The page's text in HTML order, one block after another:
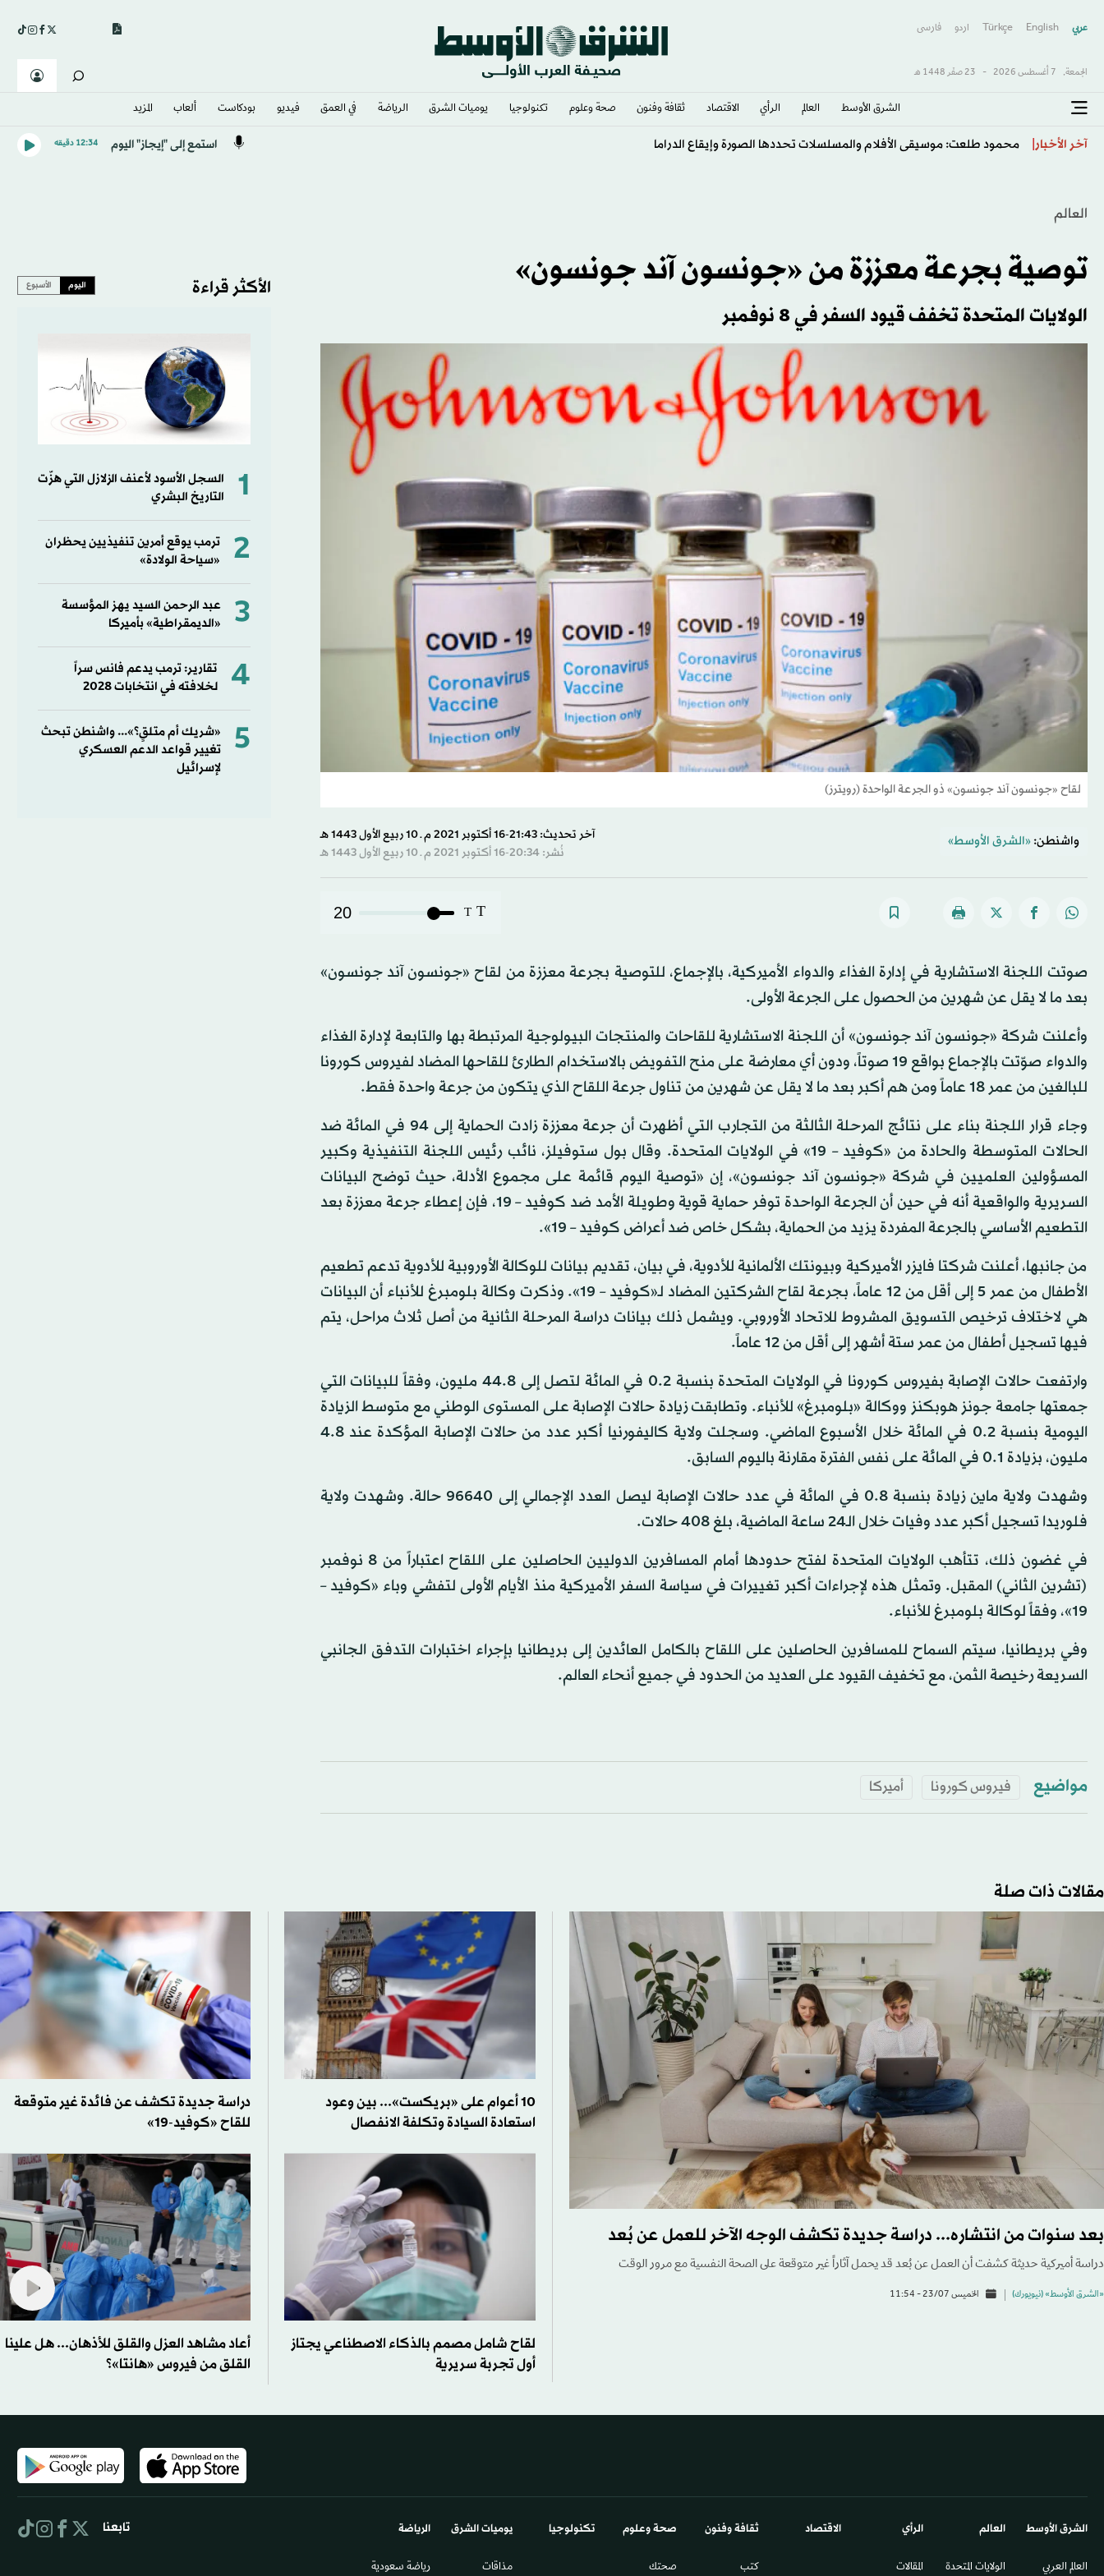
عربي English
Türkçe اردو فارسى
الجمعة, 7 أغسطس 2026 - 23 صفَر 1448 هـ
الشرق الأوسط​ العالم الرأي الاقتصاد ثقافة وفنون صحة وعلوم تكنولوجيا يوميات الشرق​ الرياضة في العمق فيديو بودكاست ألعاب المزيد
آخر الأخبار محمود طلعت: موسيقى الأفلام والمسلسلات تحددها الصورة وإيقاع الدراما استمع إلى "إيجاز" اليوم 12:34 دقيقه
العالم
توصية بجرعة معززة من «جونسون آند جونسون»
الولايات المتحدة تخفف قيود السفر في 8 نوفمبر
لقاح «جونسون آند جونسون» ذو الجرعة الواحدة (رويترز)
واشنطن: «الشرق الأوسط»
آخر تحديث: 21:43-16 أكتوبر 2021 م ـ 10 ربيع الأول 1443 هـ
نُشر: 20:34-16 أكتوبر 2021 م ـ 10 ربيع الأول 1443 هـ
T
T
20
صوتت اللجنة الاستشارية في إدارة الغذاء والدواء الأميركية، بالإجماع، للتوصية بجرعة معززة من لقاح «جونسون آند جونسون»
بعد ما لا يقل عن شهرين من الحصول على الجرعة الأولى.
وأعلنت شركة «جونسون آند جونسون» أن اللجنة الاستشارية للقاحات والمنتجات البيولوجية المرتبطة بها والتابعة لإدارة الغذاء
والدواء صوّتت بالإجماع بواقع 19 صوتاً، ودون أي معارضة على منح التفويض بالاستخدام الطارئ للقاحها المضاد لفيروس كورونا
للبالغين من عمر 18 عاماً ومن هم أكبر بعد ما لا يقل عن شهرين من تناول جرعة اللقاح الذي يتكون من جرعة واحدة فقط.
وجاء قرار اللجنة بناء على نتائج المرحلة الثالثة من التجارب التي أظهرت أن جرعة معززة زادت الحماية إلى 94 في المائة ضد
الحالات المتوسطة والحادة من «كوفيد – 19» في الولايات المتحدة. وقال بول ستوفيلز، نائب رئيس اللجنة التنفيذية وكبير
المسؤولين العلميين في شركة «جونسون آند جونسون»، إن «توصية اليوم قائمة على مجموع الأدلة، حيث توضح البيانات
السريرية والواقعية أنه في حين أن الجرعة الواحدة توفر حماية قوية وطويلة الأمد ضد كوفيد – 19، فإن إعطاء جرعة معززة بعد
التطعيم الأساسي بالجرعة المفردة يزيد من الحماية، بشكل خاص ضد أعراض كوفيد – 19».
من جانبها، أعلنت شركتا فايزر الأميركية وبيونتك الألمانية للأدوية، في بيان، تقديم بيانات للوكالة الأوروبية للأدوية تدعم تطعيم
الأطفال من عمر 5 إلى أقل من 12 عاماً، بجرعة لقاح الشركتين المضاد لـ«كوفيد – 19». وذكرت وكالة بلومبرغ للأنباء أن البيانات
هي لاختلاف ترخيص التسويق المشروط للاتحاد الأوروبي. ويشمل ذلك بيانات دراسة المرحلة الثانية من أصل ثلاث مراحل، يتم
فيها تسجيل أطفال من عمر ستة أشهر إلى أقل من 12 عاماً.
وارتفعت حالات الإصابة بفيروس كورونا في الولايات المتحدة بنسبة 2.‏0 في المائة لتصل إلى 8.‏44 مليون، وفقاً للبيانات التي
جمعتها جامعة جونز هوبكنز ووكالة «بلومبرغ» للأنباء. وتطابقت زيادة حالات الإصابة على المستوى الوطني مع متوسط الزيادة
اليومية بنسبة 2.‏0 في المائة خلال الأسبوع الماضي. وسجلت ولاية كاليفورنيا أكبر عدد من حالات الإصابة المؤكدة عند 8.‏4
مليون، بزيادة 1.‏0 في المائة على نفس الفترة مقارنة باليوم السابق.
وشهدت ولاية ماين زيادة بنسبة 8.‏0 في المائة في عدد حالات الإصابة ليصل العدد الإجمالي إلى 96640 حالة. وشهدت ولاية
فلوريدا تسجيل أكبر عدد وفيات خلال الـ24 ساعة الماضية، بلغ 408 حالات.
في غضون ذلك، تتأهب الولايات المتحدة لفتح حدودها أمام المسافرين الدوليين الحاصلين على اللقاح اعتباراً من 8 نوفمبر
(تشرين الثاني) المقبل. وتمثل هذه لإجراءات أكبر تغييرات في سياسة السفر الأميركية منذ الأيام الأولى لتفشي وباء «كوفيد –
19»، وفقاً لوكالة بلومبرغ للأنباء.
وفي بريطانيا، سيتم السماح للمسافرين الحاصلين على اللقاح بالكامل العائدين إلى بريطانيا بإجراء اختبارات التدفق الجانبي
السريعة رخيصة الثمن، مع تخفيف القيود على العديد من الحدود في جميع أنحاء العالم.
مواضيع فيروس كورونا أميركا
الأكثر قراءة اليوم الأسبوع
1
السجل الأسود لأعنف الزلازل التي هزّت
التاريخ البشري
2
ترمب يوقع أمرين تنفيذيين يحظران
«سياحة الولادة»
3
عبد الرحمن السيد يهز المؤسسة
«الديمقراطية» بأميركا
4
تقارير: ترمب يدعم فانس سراً
لخلافته في انتخابات 2028
5
«شريك أم متلقٍ؟»... واشنطن تبحث
تغيير قواعد الدعم العسكري
لإسرائيل
مقالات ذات صلة
بعد سنوات من انتشاره... دراسة جديدة تكشف الوجه الآخر للعمل عن بُعد
دراسة أميركية حديثة كشفت أن العمل عن بُعد قد يحمل آثاراً غير متوقعة على الصحة النفسية مع مرور الوقت
«الشرق الأوسط» (نيويورك) الخميس 23/07 - 11:54
10 أعوام على «بريكست»... بين وعود
استعادة السيادة وتكلفة الانفصال
دراسة جديدة تكشف عن فائدة غير متوقعة
للقاح «كوفيد-19»
لقاح شامل مصمم بالذكاء الاصطناعي يجتاز
أول تجربة سريرية
أعاد مشاهد العزل والقلق للأذهان... هل علينا
القلق من فيروس «هانتا»؟
الشرق الأوسط​
العالم العربي
العالم
الولايات المتحدة
الرأي
المقالات
الاقتصاد ثقافة وفنون
كتب
صحة وعلوم
صحتك
تكنولوجيا يوميات الشرق​
مذاقات
الرياضة
رياضة سعودية
تابعنا